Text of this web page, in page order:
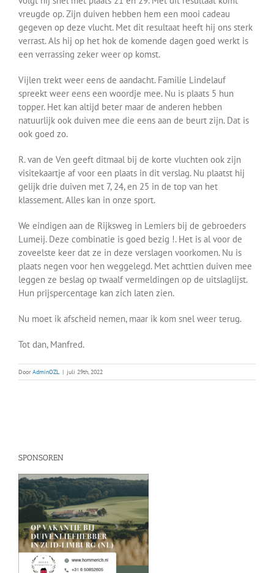
vreugde op. Zijn duiven hebben hem een mooi cadeau
gegeven op deze vlucht. Met dit resultaat heeft hij ons sterk
verrast. Als hij op het hok de komende dagen goed werkt is
een verrassing zeker weer op komst.
Vijlen trekt weer eens de aandacht. Familie Lindelauf
spreekt weer eens een woordje mee. Nu is plaats 5 hun
topper. Het kan altijd beter maar de anderen hebben
natuurlijk ook duiven mee die eens aan de beurt zijn. Dat is
ook goed zo.
R. van de Ven geeft ditmaal bij de korte vluchten ook zijn
visitekaartje af voor een plaats in dit verslag. Nu plaatst hij
gelijk drie duiven met 7, 24, en 25 in de top van het
klassement. Alles kan in onze sport.
We eindigen aan de Rijksweg in Lemiers bij de gebroeders
Lumeij. Deze combinatie is goed bezig !. Het is al voor de
zoveelste keer dat ze in deze verslagen voorkomen. Nu is
plaats negen voor hen weggelegd. Met achttien duiven mee
leggen ze beslag op twaalf vermeldingen op de uitslaglijst.
Hun prijspercentage kan zich laten zien.
Nu moet ik afscheid nemen, maar ik kom snel weer terug.
Tot dan, Manfred.
DoorAdminOZL | juli 29th, 2022
SPONSOREN